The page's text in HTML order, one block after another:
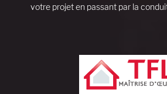
votre projet en passant par la